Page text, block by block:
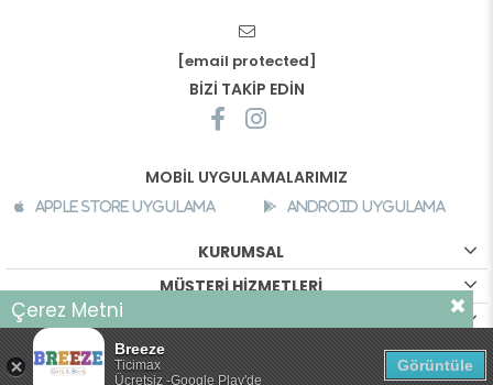
[email protected]
BİZİ TAKİP EDİN
MOBİL UYGULAMALARIMIZ
Apple Store Uygulama Android Uygulama
KURUMSAL
MÜŞTERİ HİZMETLERİ
©breeze.com.tr - Tüm hakları saklıdır.
Çerez Metni
Sizlere daha iyi bir alışveriş deneyimi sunabilmek için sitemizde
çerezler kullanılmaktadır. Detaylı bilgi içintıklayın
Breeze
Ticimax
Ücretsiz -Google Play'de
Görüntüle